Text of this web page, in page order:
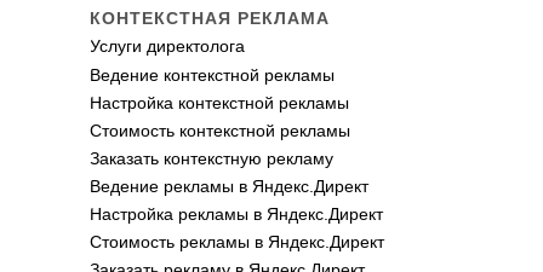
КОНТЕКСТНАЯ РЕКЛАМА
Настройка контекстной рекламы
Ведение рекламы в Яндекс.Директ
Стоимость рекламы в Яндекс.Директ
Настройка рекламы в Яндекс.Директ
Услуги директолога
Ведение контекстной рекламы
Стоимость контекстной рекламы
Заказать контекстную рекламу